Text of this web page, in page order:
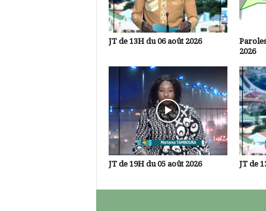
JT de 13H du 06 août 2026
2026
JT de 19H du 05 août 2026 JT de